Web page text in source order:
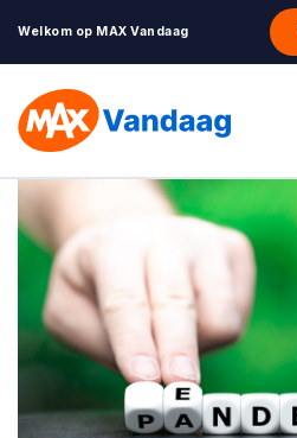
Welkom op MAX Vandaag